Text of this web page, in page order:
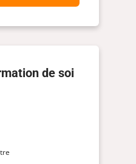
de soi​